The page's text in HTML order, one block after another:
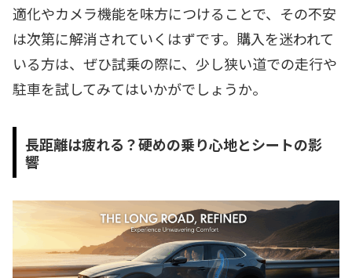
適化やカメラ機能を味方につけることで、その不安
は次第に解消されていくはずです。購入を迷われて
いる方は、ぜひ試乗の際に、少し狭い道での走行や
駐車を試してみてはいかがでしょうか。
長距離は疲れる？硬めの乗り心地とシートの影
響